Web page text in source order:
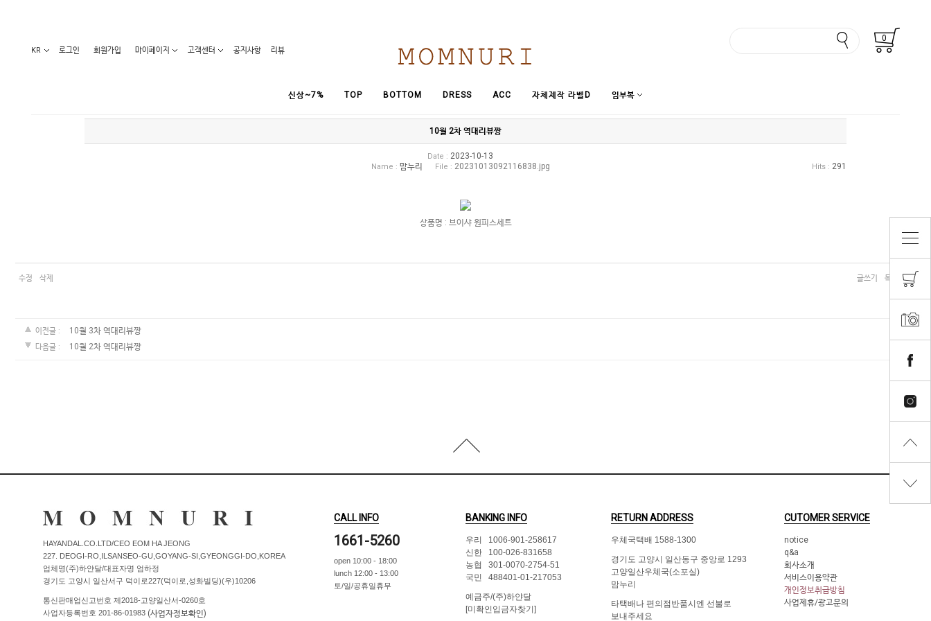
0
KR 로그인 회원가입 마이페이지 고객센터 공지사항 리뷰
신상~7% TOP BOTTOM DRESS ACC 자체제작 라벨D 임부복
임산부화장품
임산부하의
수영복
커뮤니티
고객센터 1661-5260
공지사항
자주묻는질문
미확인입금자보기
이용안내
10월 2차 역대리뷰짱
Date : 2023-10-13
Name : 맘누리 File : 20231013092116838.jpg Hits : 291
상품명 : 브이샤 원피스세트
수정 삭제 글쓰기 목록보기
이전글 : 10월 3차 역대리뷰짱
다음글 : 10월 2차 역대리뷰짱
HAYANDAL.CO.LTD/CEO EOM HA JEONG
227. DEOGI-RO,ILSANSEO-GU,GOYANG-SI,GYEONGGI-DO,KOREA
업체명(주)하얀달/대표자명 엄하정
경기도 고양시 일산서구 덕이로227(덕이로,성화빌딩)(우)10206
통신판매업신고번호 제2018-고양일산서-0260호
사업자등록번호 201-86-01983 (사업자정보확인)
CALL INFO
1661-5260
open 10:00 - 18:00
lunch 12:00 - 13:00
토/일/공휴일휴무
BANKING INFO
우리 1006-901-258617
신한 100-026-831658
농협 301-0070-2754-51
국민 488401-01-217053
예금주/(주)하얀달
[미확인입금자찾기]
RETURN ADDRESS
우체국택배 1588-1300
경기도 고양시 일산동구 중앙로 1293
고양일산우체국(소포실)
맘누리
타택배나 편의점반품시엔 선불로
보내주세요
CUTOMER SERVICE
notice
q&a
회사소개
서비스이용약관
개인정보취급방침
사업제휴/광고문의